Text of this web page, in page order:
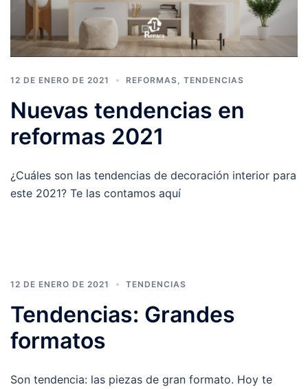
12 DE ENERO DE 2021 REFORMAS TENDENCIAS
Nuevas tendencias en
reformas 2021
¿Cuáles son las tendencias de decoración interior para
este 2021? Te las contamos aquí
12 DE ENERO DE 2021 TENDENCIAS
Tendencias: Grandes
formatos
Son tendencia: las piezas de gran formato. Hoy te